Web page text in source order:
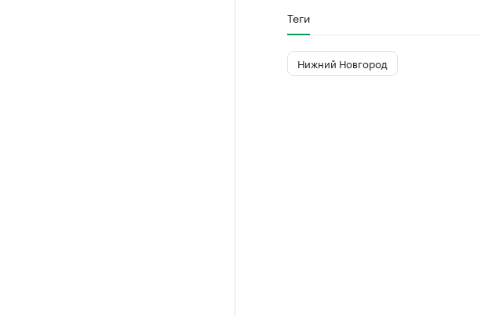
Теги
Нижний Новгород